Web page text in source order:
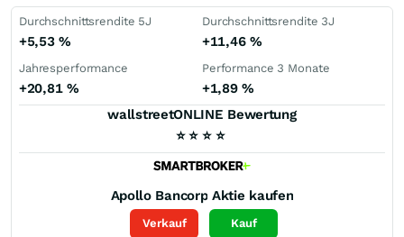
Durchschnittsrendite 5J
+5,53%
Durchschnittsrendite 3J
+11,46 %
Jahresperformance
+20,81 %
Performance 3 Monate
+1,89%
wallstreetONLINE Bewertung
⭐ ⭐ ⭐ ⭐
Apollo Bancorp Aktie kaufen
Verkauf Kauf